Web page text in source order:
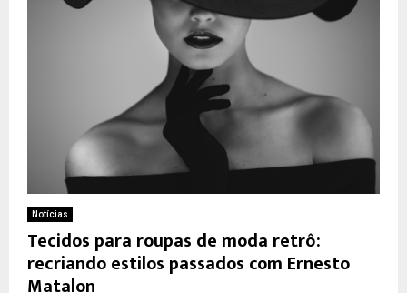
Notícias
Tecidos para roupas de moda retrô:
recriando estilos passados com Ernesto
Matalon